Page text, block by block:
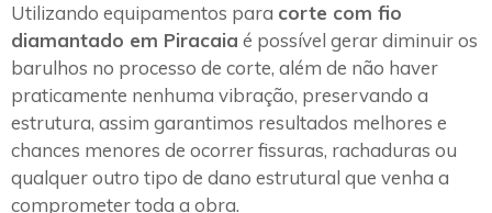
Utilizando equipamentos para corte com fio
diamantado em Piracaia é possível gerar diminuir os
barulhos no processo de corte, além de não haver
praticamente nenhuma vibração, preservando a
estrutura, assim garantimos resultados melhores e
chances menores de ocorrer fissuras, rachaduras ou
qualquer outro tipo de dano estrutural que venha a
comprometer toda a obra.